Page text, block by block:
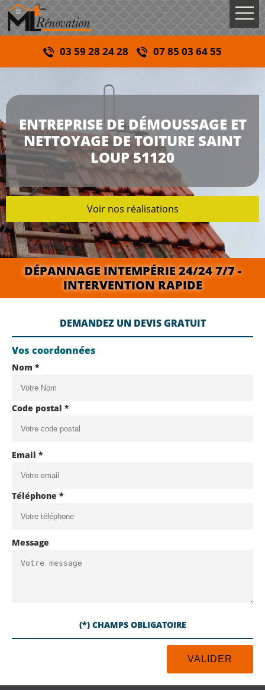
03 59 28 24 28 07 85 03 64 55
ENTREPRISE DE DÉMOUSSAGE ET
NETTOYAGE DE TOITURE SAINT
LOUP 51120
Voir nos réalisations
DÉPANNAGE INTEMPÉRIE 24/24 7/7 -
INTERVENTION RAPIDE
DEMANDEZ UN DEVIS GRATUIT
Vos coordonnées
Nom *
Code postal *
Email *
Téléphone *
Message
(*) CHAMPS OBLIGATOIRE